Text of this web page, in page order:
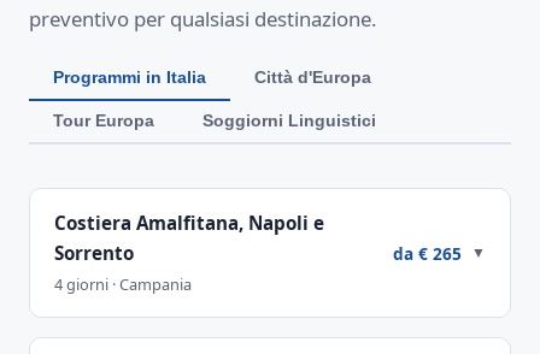
preventivo per qualsiasi destinazione.
Programmi in Italia Città d'Europa
Tour Europa Soggiorni Linguistici
Costiera Amalfitana, Napoli e
Sorrento
4 giorni · Campania
da € 265 ▼